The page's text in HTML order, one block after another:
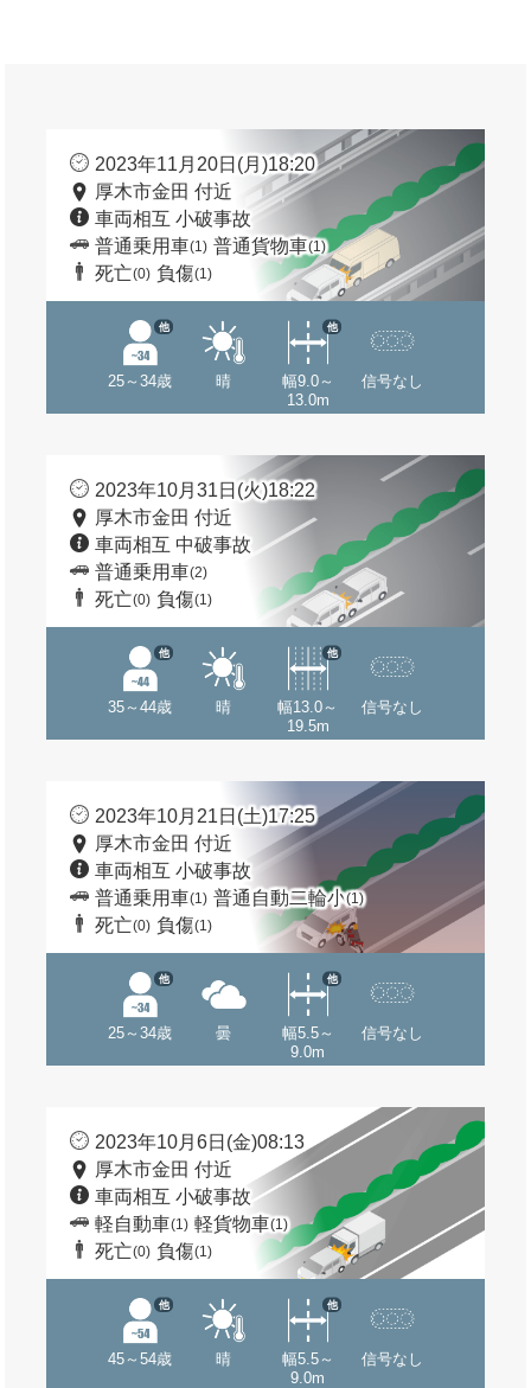
2023年11月20日(月)18:20
厚木市金田 付近
車両相互 小破事故
普通乗用車(1) 普通貨物車(1)
死亡(0) 負傷(1)
25～34歳
他
晴
幅9.0～
13.0m
他
信号なし
2023年10月31日(火)18:22
厚木市金田 付近
車両相互 中破事故
普通乗用車(2)
死亡(0) 負傷(1)
35～44歳
他
晴
幅13.0～
19.5m
他
信号なし
2023年10月21日(土)17:25
厚木市金田 付近
車両相互 小破事故
普通乗用車(1) 普通自動二輪小(1)
死亡(0) 負傷(1)
25～34歳
他
曇
幅5.5～
9.0m
他
信号なし
2023年10月6日(金)08:13
厚木市金田 付近
車両相互 小破事故
軽自動車(1) 軽貨物車(1)
死亡(0) 負傷(1)
45～54歳
他
晴
幅5.5～
9.0m
他
信号なし